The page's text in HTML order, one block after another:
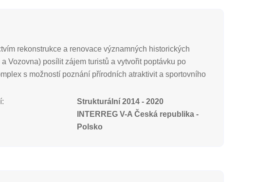
rekonstrukce a renovace významných historických
Vozovna) posílit zájem turistů a vytvořit poptávku po
s možností poznání přírodních atraktivit a sportovního
Strukturální 2014 - 2020
INTERREG V-A Česká republika -
Polsko